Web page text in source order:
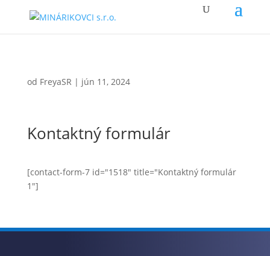
od FreyaSR | jún 11, 2024
Kontaktný formulár
[contact-form-7 id="1518" title="Kontaktný formulár
1"]